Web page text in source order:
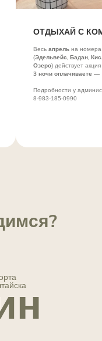
ОТДЫХАЙ С
Весь апрель на номера
(Эдельвейс, Бадан,
Озеро) действует акция
3 ночи оплачиваете —
Подробности у
8-983-185-0990